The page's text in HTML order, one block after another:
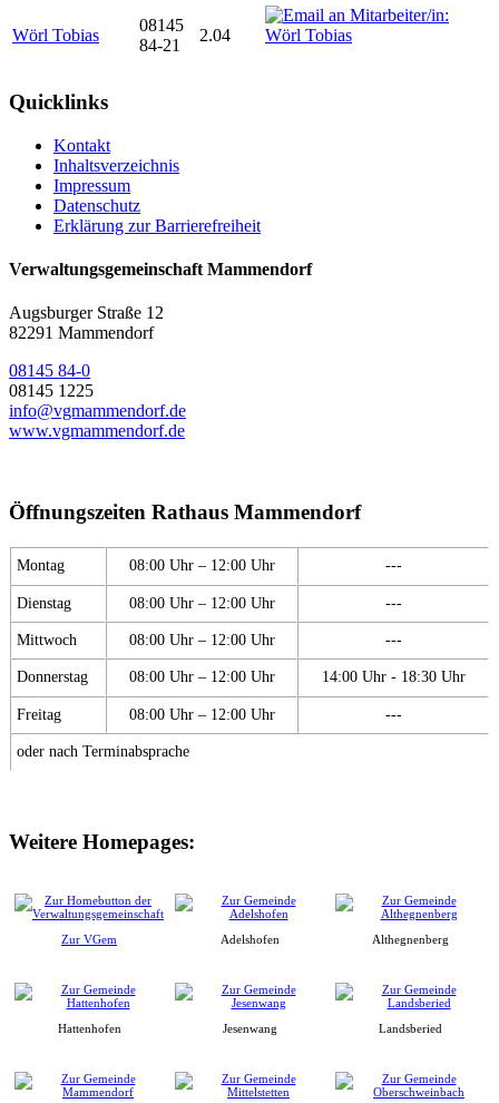
Wörl Tobias
08145
84-21
2.04
Quicklinks
Kontakt
Inhaltsverzeichnis
Impressum
Datenschutz
Erklärung zur Barrierefreiheit
Verwaltungsgemeinschaft Mammendorf
Augsburger Straße 12
82291 Mammendorf
08145 84-0
08145 1225
info@vgmammendorf.de
www.vgmammendorf.de
Öffnungszeiten Rathaus Mammendorf
Montag 08:00 Uhr – 12:00 Uhr ---
Dienstag 08:00 Uhr – 12:00 Uhr ---
Mittwoch 08:00 Uhr – 12:00 Uhr ---
Donnerstag 08:00 Uhr – 12:00 Uhr 14:00 Uhr - 18:30 Uhr
Freitag 08:00 Uhr – 12:00 Uhr ---
oder nach Terminabsprache
Weitere Homepages:
Zur VGem Adelshofen Althegnenberg
Hattenhofen Jesenwang Landsberied